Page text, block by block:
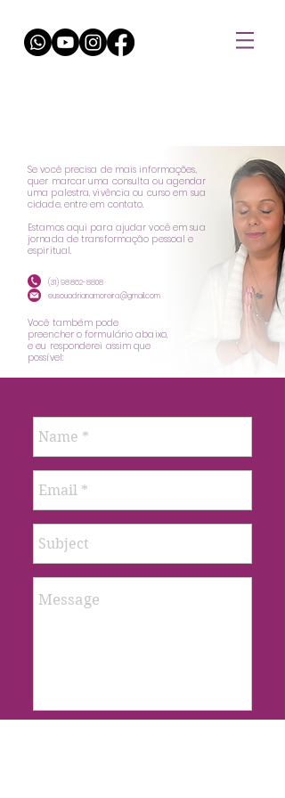
Se você precisa de mais informações,
quer marcar uma consulta ou agendar
uma palestra, vivência ou curso em sua
cidade, entre em contato.
Estamos aqui para ajudar você em sua
jornada de transformação pessoal e
espiritual.
(31) 98862-8808
eusouadrianamoreira@gmail.com
Você também pode
preencher o formulário abaixo,
e eu responderei assim que
possível: